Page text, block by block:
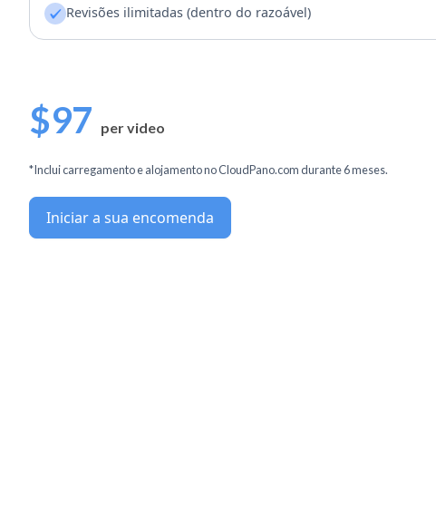
Revisões ilimitadas (dentro do razoável)
$97 per video
*Inclui carregamento e alojamento no CloudPano.com durante 6 meses.
Iniciar a sua encomenda